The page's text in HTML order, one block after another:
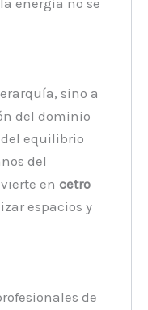
energía no se
sino a
del dominio
equilibrio
del
encetro
espacios y
de